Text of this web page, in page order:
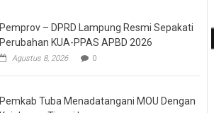
Pemprov – DPRD Lampung Resmi Sepakati
Perubahan KUA-PPAS APBD 2026
Agustus 8, 2026 0
Pemkab Tuba Menadatangani MOU Dengan